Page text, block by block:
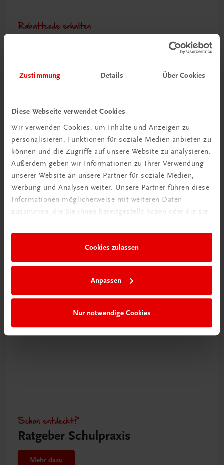
Zustimmung Details Über Cookies
Diese Webseite verwendet Cookies
Wir verwenden Cookies, um Inhalte und Anzeigen zu
personalisieren, Funktionen für soziale Medien anbieten zu
können und die Zugriffe auf unsere Website zu analysieren.
Außerdem geben wir Informationen zu Ihrer Verwendung
unserer Website an unsere Partner für soziale Medien,
Werbung und Analysen weiter. Unsere Partner führen diese
Informationen möglicherweise mit weiteren Daten
zusammen, die Sie ihnen bereitgestellt haben oder die sie
Cookies zulassen
Anpassen
Nur notwendige Cookies
Rabattcode erhalten
Jetzt anmelden
Neu zur DigiBox
Videos mit
Tipps & Tricks
Mehr dazu
Schon entdeckt?
Ratgeber Schulpraxis
Mehr dazu